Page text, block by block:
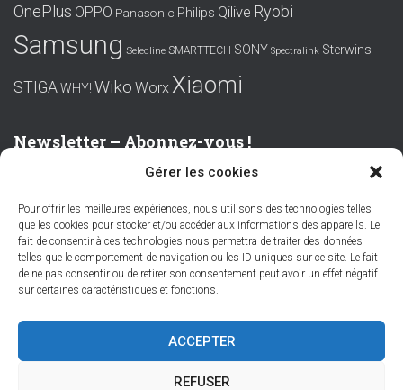
Gérer les cookies
Pour offrir les meilleures expériences, nous utilisons des technologies telles
que les cookies pour stocker et/ou accéder aux informations des appareils. Le
fait de consentir à ces technologies nous permettra de traiter des données
telles que le comportement de navigation ou les ID uniques sur ce site. Le fait
de ne pas consentir ou de retirer son consentement peut avoir un effet négatif
sur certaines caractéristiques et fonctions.
ACCEPTER
REFUSER
OnePlus OPPO Panasonic Philips Qilive Ryobi
Samsung Selecline SMARTTECH SONY Spectralink Sterwins
STIGAWHY! Wiko Worx Xiaomi
Newsletter – Abonnez-vous !
Prénom ou nom complet
Email